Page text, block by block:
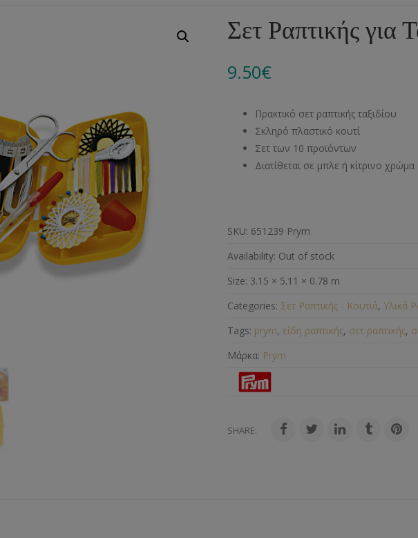
Μεταλλικά Εξαρτήματα Αξεσουάρ
Φυτίλια- Κορδόνια
Διάφορες Τρέσες
Πουκαμίσου
Στρας
Μοντγκόμερι
Άλλα Υλικά
Σετ Ραπτικής για
9.50€
Πρακτικό σετ ραπτικής ταξιδίου
Σκληρό πλαστικό κουτί
Σετ των 10 προϊόντων
Διατίθεται σε μπλε ή κίτρινο χρώμα
SKU: 651239 Prym
Availability: Out of stock
Size: 3.15 × 5.11 × 0.78 m
Categories: Σετ Ραπτικής - Κουτιά, Υλικά
Tags: prym, είδη ραπτικής, σετ ραπτικής,
Μάρκα: Prym
SHARE: